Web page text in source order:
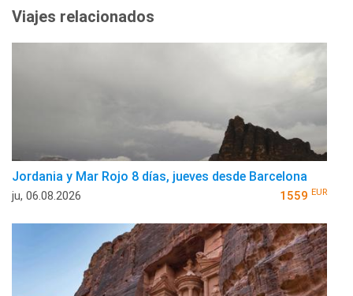
Viajes relacionados
Jordania y Mar Rojo 8 días, jueves desde Barcelona
ju, 06.08.2026 1559 EUR